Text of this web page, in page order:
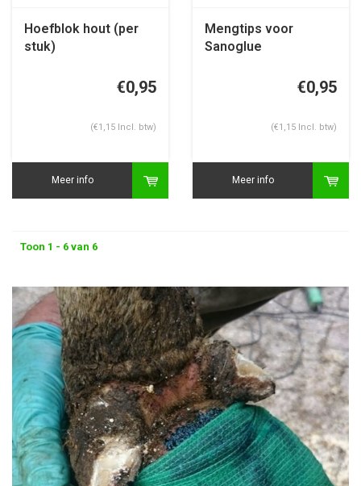
Hoefblok hout (per
stuk)
€0,95
(€1,15 Incl. btw)
Meer info
Mengtips voor
Sanoglue
€0,95
(€1,15 Incl. btw)
Meer info
Toon 1 - 6 van 6